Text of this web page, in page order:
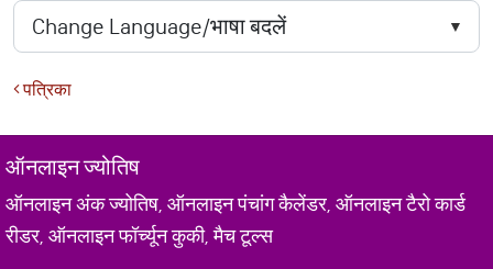
पत्रिका
ऑनलाइन ज्योतिष
ऑनलाइन अंक ज्योतिष, ऑनलाइन पंचांग कैलेंडर, ऑनलाइन टैरो कार्ड
रीडर, ऑनलाइन फॉर्च्यून कुकी, मैच टूल्स